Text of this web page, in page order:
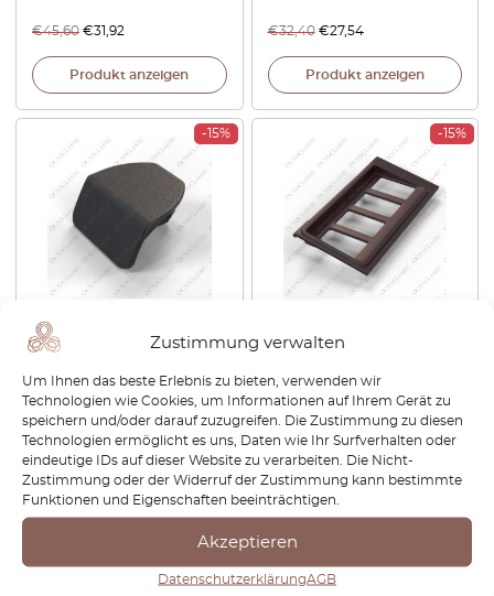
Zustimmung verwalten
Um Ihnen das beste Erlebnis zu bieten, verwenden wir
Technologien wie Cookies, um Informationen auf Ihrem Gerät zu
speichern und/oder darauf zuzugreifen. Die Zustimmung zu diesen
Technologien ermöglicht es uns, Daten wie Ihr Surfverhalten oder
eindeutige IDs auf dieser Website zu verarbeiten. Die Nicht-
Zustimmung oder der Widerruf der Zustimmung kann bestimmte
Funktionen und Eigenschaften beeinträchtigen.
Akzeptieren
DatenschutzerklärungAGB
€45,60 €31,92
Produkt anzeigen
€32,40 €27,54
Produkt anzeigen
-15%
Volkswagen Golf Mk1 Rabbit
Cabrio Caddy Jetta Scirocco
Abdeckkappe Blende Alle
Farben 171857368
€33,60 €28,56
Produkt anzeigen
-15%
Cabrio Jetta A1 Caddy
Scheinwerferschalter
Gehäuse Panel Verkleidung
LHD oder RHD Alle Farben
171867256 / 172867255
€50,40 €42,84
Produkt anzeigen
-30%